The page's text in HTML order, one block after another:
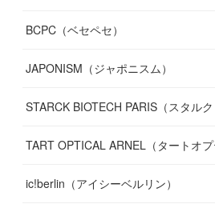
BCPC（ベセペセ）
JAPONISM（ジャポニスム）
STARCK BIOTECH PARIS（スタル
TART OPTICAL ARNEL（タートオプ
ic!berlin（アイシーベルリン）